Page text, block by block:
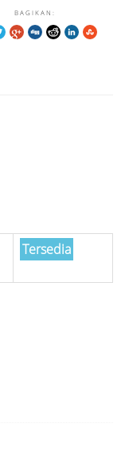
BAGIKAN:
Tersedia